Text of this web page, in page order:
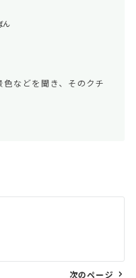
ん
などを聞き、そのクチ
次のページ